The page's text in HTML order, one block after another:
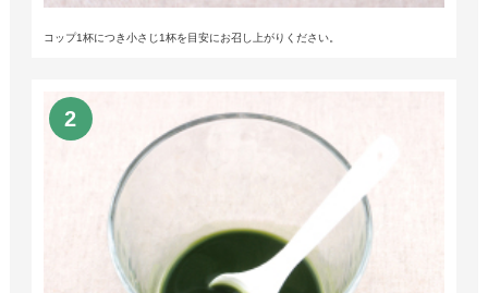
コップ1杯につき小さじ1杯を目安にお召し上がりください。